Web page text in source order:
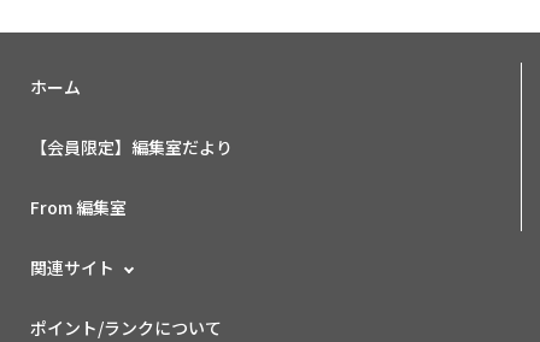
ホーム
【会員限定】編集室だより
From 編集室
関連サイト
ポイント/ランクについて